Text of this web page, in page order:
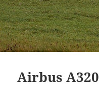
Airbus